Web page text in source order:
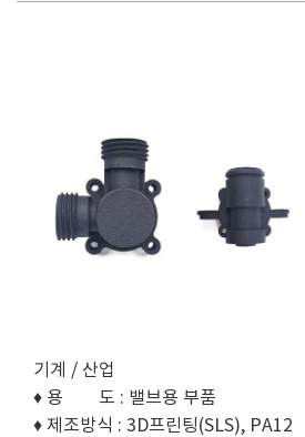
기계 / 산업
♦ 용 도 : 밸브용 부품
♦ 제조방식 : 3D프린팅(SLS), PA12